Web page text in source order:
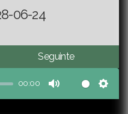
06-24
Seguinte
00:00
Mute